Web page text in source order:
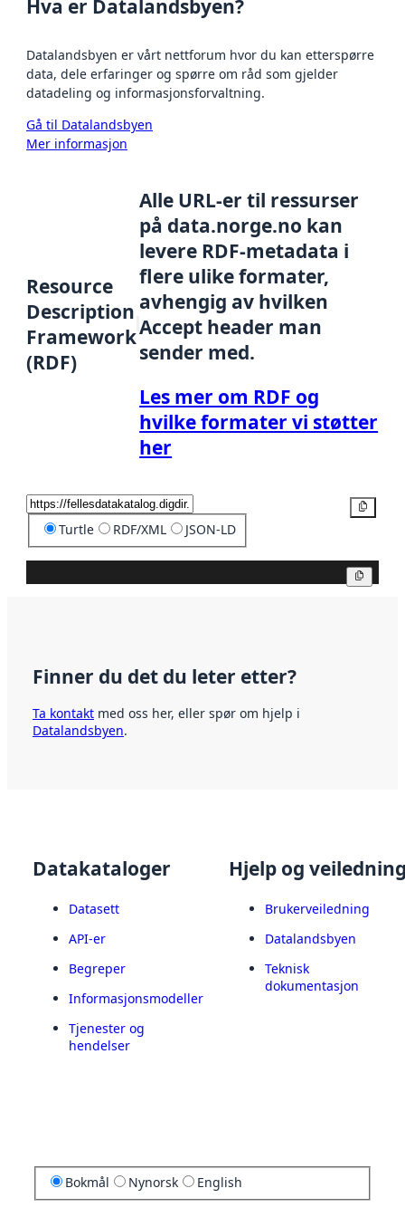
Hva er Datalandsbyen?
Datalandsbyen er vårt nettforum hvor du kan etterspørre
data, dele erfaringer og spørre om råd som gjelder
datadeling og informasjonsforvaltning.
Gå til Datalandsbyen
Mer informasjon
Resource
Description
Framework
(RDF)
Alle URL-er til ressurser
på data.norge.no kan
levere RDF-metadata i
flere ulike formater,
avhengig av hvilken
Accept header man
sender med.
Les mer om RDF og
hvilke formater vi støtter
her
Turtle RDF/XML JSON-LD
Finner du det du leter etter?
Ta kontakt med oss her, eller spør om hjelp i
Datalandsbyen.
Datakataloger
Datasett
API-er
Begreper
Informasjonsmodeller
Tjenester og
hendelser
Hjelp og
Brukerveiledning
Datalandsbyen
Teknisk
dokumentasjon
Bokmål Nynorsk English